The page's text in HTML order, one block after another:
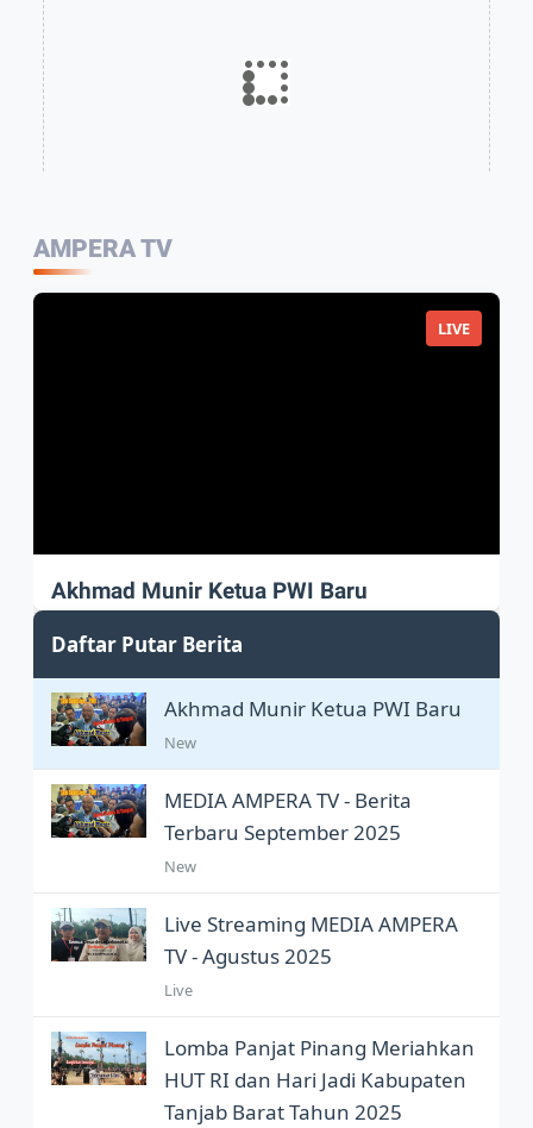
AMPERA TV
LIVE
Akhmad Munir Ketua PWI Baru
Akhmad Munir sah Pimpin PWI Pusat
Daftar Putar Berita
Akhmad Munir Ketua PWI Baru
New
MEDIA AMPERA TV - Berita
Terbaru September 2025
New
Live Streaming MEDIA AMPERA
TV - Agustus 2025
Live
Lomba Panjat Pinang Meriahkan
HUT RI dan Hari Jadi Kabupaten
Tanjab Barat Tahun 2025